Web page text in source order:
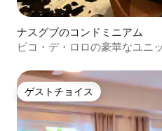
ナスグブのコンドミニアム
ピコ・デ・ロロの豪華なユニ
ゲストチョイス
ゲストチョイス